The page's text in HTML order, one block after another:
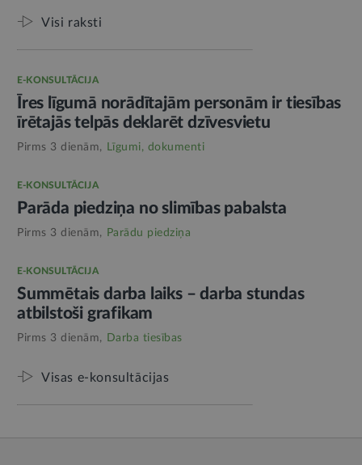
Visi raksti
E-KONSULTĀCIJA
Īres līgumā norādītajām personām ir tiesības
īrētajās telpās deklarēt dzīvesvietu
Pirms 3 dienām, Līgumi, dokumenti
E-KONSULTĀCIJA
Parāda piedziņa no slimības pabalsta
Pirms 3 dienām, Parādu piedziņa
E-KONSULTĀCIJA
Summētais darba laiks – darba stundas
atbilstoši grafikam
Pirms 3 dienām, Darba tiesības
Visas e-konsultācijas